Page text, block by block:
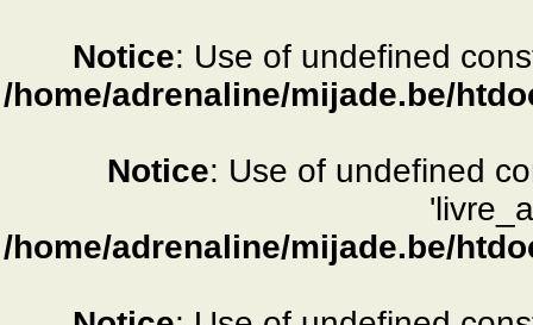
Notice: Use of undefined
/home/adrenaline/mijade.be/
Notice: Use of undefined
/home/adrenaline/mijade.be/